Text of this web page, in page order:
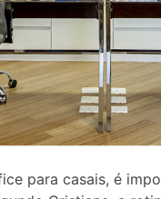
para casais, é